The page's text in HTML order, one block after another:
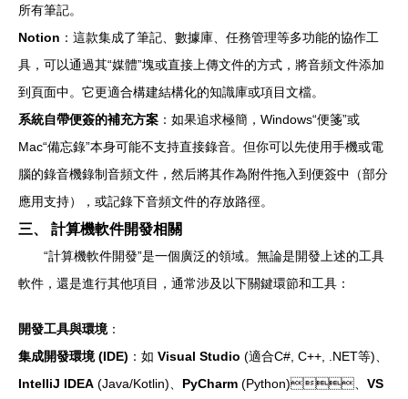
所有筆記。
Notion ：這款集成了筆記、數據庫、任務管理等多功能的協作工
具，可以通過其“媒體”塊或直接上傳文件的方式，將音頻文件添加
到頁面中。它更適合構建結構化的知識庫或項目文檔。
系統自帶便簽的補充方案 ：如果追求極簡，Windows“便箋”或
Mac“備忘錄”本身可能不支持直接錄音。但你可以先使用手機或電
腦的錄音機錄制音頻文件，然后將其作為附件拖入到便簽中（部分
應用支持），或記錄下音頻文件的存放路徑。
三、 計算機軟件開發相關
“計算機軟件開發”是一個廣泛的領域。無論是開發上述的工具
軟件，還是進行其他項目，通常涉及以下關鍵環節和工具：
開發工具與環境：
集成開發環境 (IDE) ：如 Visual Studio (適合C#, C++, .NET等)、
IntelliJ IDEA (Java/Kotlin)、 PyCharm (Python)、 VS